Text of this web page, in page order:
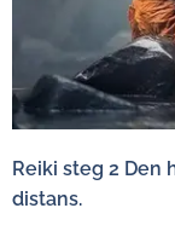
Reiki steg 2 Den
distans.